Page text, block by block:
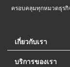
ครอบคลุมทุกหมวดธุรกิ
เกี่ยวกับเรา
บริการของเรา